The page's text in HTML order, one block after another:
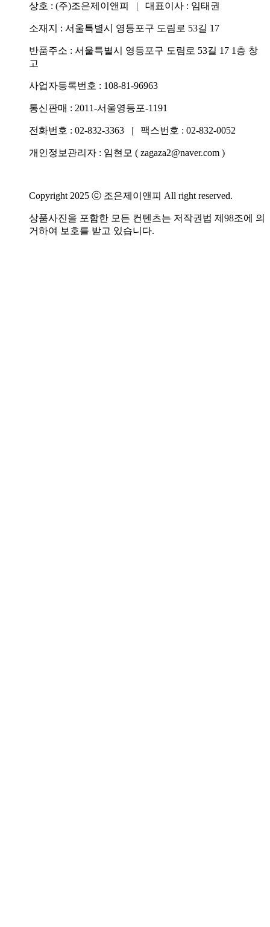
상호 : (주)조은제이앤피 | 대표이사 : 임태권
소재지 : 서울특별시 영등포구 도림로 53길 17
반품주소 : 서울특별시 영등포구 도림로 53길 17 1층 창
고
사업자등록번호 : 108-81-96963
통신판매 : 2011-서울영등포-1191
전화번호 : 02-832-3363 | 팩스번호 : 02-832-0052
개인정보관리자 : 임현모 ( zagaza2@naver.com )
Copyright 2025 ⓒ 조은제이앤피 All right reserved.
상품사진을 포함한 모든 컨텐츠는 저작권법 제98조에 의
거하여 보호를 받고 있습니다.